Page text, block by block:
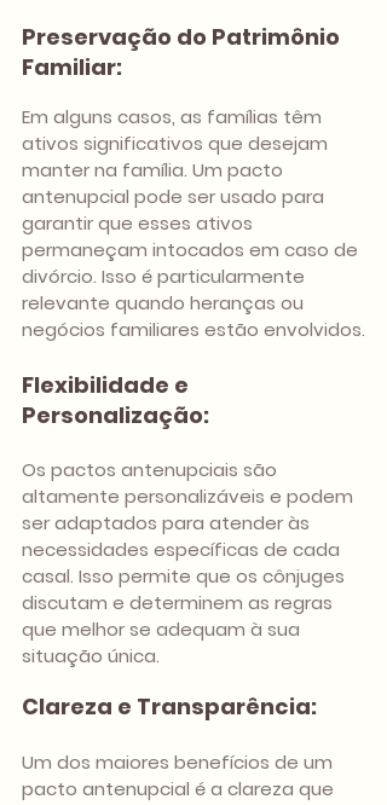
Preservação do Patrimônio
Familiar:
Em alguns casos, as famílias têm
ativos significativos que desejam
manter na família. Um pacto
antenupcial pode ser usado para
garantir que esses ativos
permaneçam intocados em caso de
divórcio. Isso é particularmente
relevante quando heranças ou
negócios familiares estão envolvidos.
Flexibilidade e
Personalização:
Os pactos antenupciais são
altamente personalizáveis e podem
ser adaptados para atender às
necessidades específicas de cada
casal. Isso permite que os cônjuges
discutam e determinem as regras
que melhor se adequam à sua
situação única.
Clareza e Transparência:
Um dos maiores benefícios de um
pacto antenupcial é a clareza que